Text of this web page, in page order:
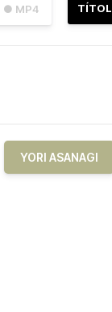
● MP4 TÍTOL
YORI ASANAGI